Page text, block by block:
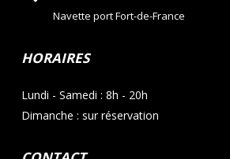
Navette port Fort-de-France
HORAIRES
Lundi - Samedi : 8h - 20h
Dimanche : sur réservation